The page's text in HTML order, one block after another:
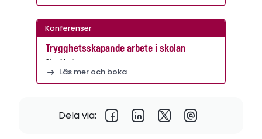
Konferenser
Trygghetsskapande arbete i skolan
Stockholm
Läs mer och boka
Dela via: